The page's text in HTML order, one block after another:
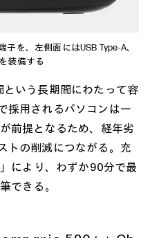
を、左側面にはUSB Type-A、
装備する
いう長期間にわたって容
採用されるパソコンは一
前提となるため、経年劣
トの削減につながる。充
により、わずか90分で最
できる。